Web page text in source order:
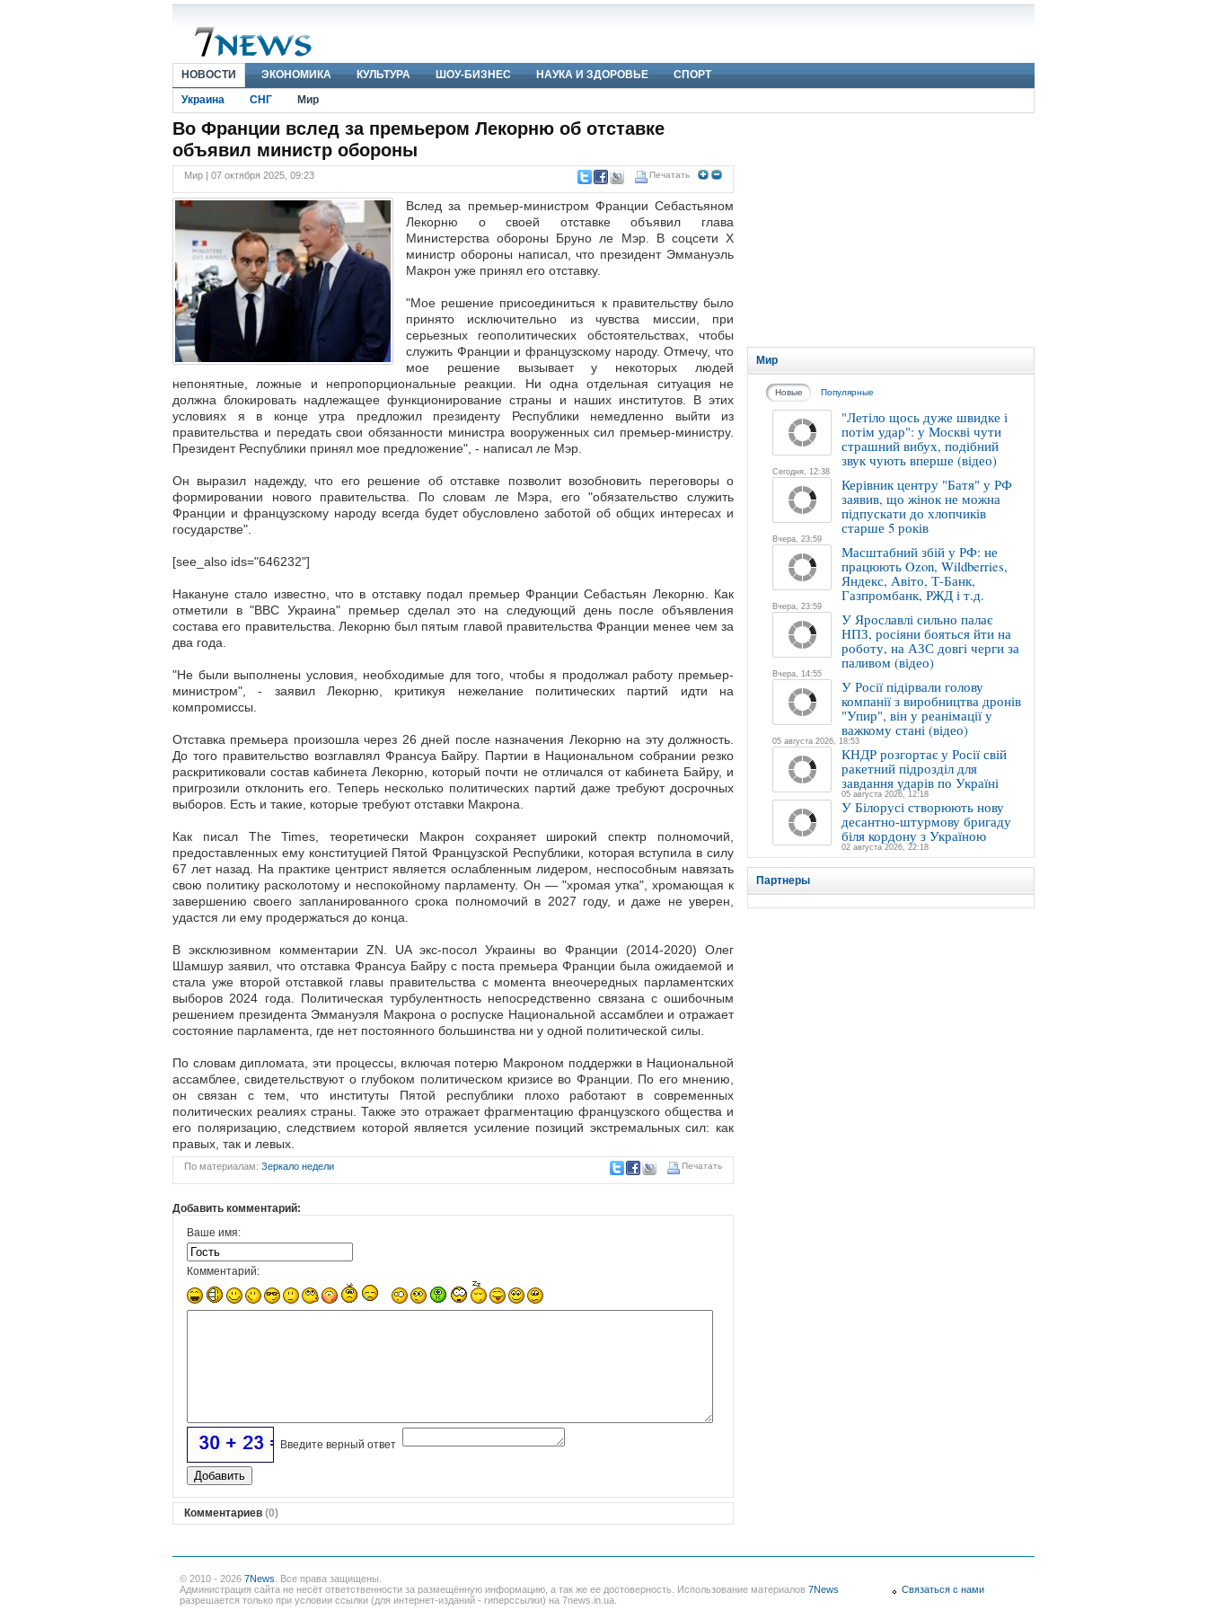
НОВОСТИ ЭКОНОМИКА КУЛЬТУРА ШОУ-БИЗНЕС НАУКА И ЗДОРОВЬЕ
СПОРТ
Украина
СНГ Мир
Во Франции вслед за премьером Лекорню об отставке
объявил министр обороны
Печатать
Мир | 07 октября 2025, 09:23
Вслед за премьер-министром Франции Себастьяном
Лекорню о своей отставке объявил глава
Министерства обороны Бруно ле Мэр. В соцсети Х
министр обороны написал, что президент Эммануэль
Макрон уже принял его отставку.
"Мое решение присоединиться к правительству было
принято исключительно из чувства миссии, при
серьезных геополитических обстоятельствах, чтобы
служить Франции и французскому народу. Отмечу, что
мое решение вызывает у некоторых людей
непонятные, ложные и непропорциональные реакции. Ни одна отдельная ситуация не
должна блокировать надлежащее функционирование страны и наших институтов. В этих
условиях я в конце утра предложил президенту Республики немедленно выйти из
правительства и передать свои обязанности министра вооруженных сил премьер-министру.
Президент Республики принял мое предложение", - написал ле Мэр.
Он выразил надежду, что его решение об отставке позволит возобновить переговоры о
формировании нового правительства. По словам ле Мэра, его "обязательство служить
Франции и французскому народу всегда будет обусловлено заботой об общих интересах и
государстве".
[see_also ids="646232"]
Накануне стало известно, что в отставку подал премьер Франции Себастьян Лекорню. Как
отметили в "BBC Украина" премьер сделал это на следующий день после объявления
состава его правительства. Лекорню был пятым главой правительства Франции менее чем за
два года.
"Не были выполнены условия, необходимые для того, чтобы я продолжал работу премьер-
министром", - заявил Лекорню, критикуя нежелание политических партий идти на
компромиссы.
Отставка премьера произошла через 26 дней после назначения Лекорню на эту должность.
До того правительство возглавлял Франсуа Байру. Партии в Национальном собрании резко
раскритиковали состав кабинета Лекорню, который почти не отличался от кабинета Байру, и
пригрозили отклонить его. Теперь несколько политических партий даже требуют досрочных
выборов. Есть и такие, которые требуют отставки Макрона.
Как писал The Times, теоретически Макрон сохраняет широкий спектр полномочий,
предоставленных ему конституцией Пятой Французской Республики, которая вступила в силу
67 лет назад. На практике центрист является ослабленным лидером, неспособным навязать
свою политику расколотому и неспокойному парламенту. Он — "хромая утка", хромающая к
завершению своего запланированного срока полномочий в 2027 году, и даже не уверен,
удастся ли ему продержаться до конца.
В эксклюзивном комментарии ZN. UA экс-посол Украины во Франции (2014-2020) Олег
Шамшур заявил, что отставка Франсуа Байру с поста премьера Франции была ожидаемой и
стала уже второй отставкой главы правительства с момента внеочередных парламентских
выборов 2024 года. Политическая турбулентность непосредственно связана с ошибочным
решением президента Эммануэля Макрона о роспуске Национальной ассамблеи и отражает
состояние парламента, где нет постоянного большинства ни у одной политической силы.
По словам дипломата, эти процессы, включая потерю Макроном поддержки в Национальной
ассамблее, свидетельствуют о глубоком политическом кризисе во Франции. По его мнению,
он связан с тем, что институты Пятой республики плохо работают в современных
политических реалиях страны. Также это отражает фрагментацию французского общества и
его поляризацию, следствием которой является усиление позиций экстремальных сил: как
правых, так и левых.
Печатать
По материалам: Зеркало недели
Добавить комментарий:
Ваше имя:
Комментарий:
Введите верный ответ
Комментариев (0)
Мир
Новые Популярные
"Летіло щось дуже швидке і
потім удар": у Москві чути
страшний вибух, подібний
звук чують вперше (відео)
Сегодня, 12:38
Керівник центру "Батя" у РФ
заявив, що жінок не можна
підпускати до хлопчиків
старше 5 років
Вчера, 23:59
Масштабний збій у РФ: не
працюють Ozon, Wildberries,
Яндекс, Авіто, Т-Банк,
Газпромбанк, РЖД і т.д.
Вчера, 23:59
У Ярославлі сильно палає
НПЗ, росіяни бояться йти на
роботу, на АЗС довгі черги за
паливом (відео)
Вчера, 14:55
У Росії підірвали голову
компанії з виробництва дронів
"Упир", він у реанімації у
важкому стані (відео)
05 августа 2026, 18:53
КНДР розгортає у Росії свій
ракетний підрозділ для
завдання ударів по Україні
05 августа 2026, 12:18
У Білорусі створюють нову
десантно-штурмову бригаду
біля кордону з Україною
02 августа 2026, 22:18
Партнеры
© 2010 - 2026 7News . Все права защищены.
Администрация сайта не несёт ответственности за размещённую информацию, а так же ее достоверность. Использование материалов 7News
разрешается только при условии ссылки (для интернет-изданий - гиперссылки) на 7news.in.ua.
Связаться с нами